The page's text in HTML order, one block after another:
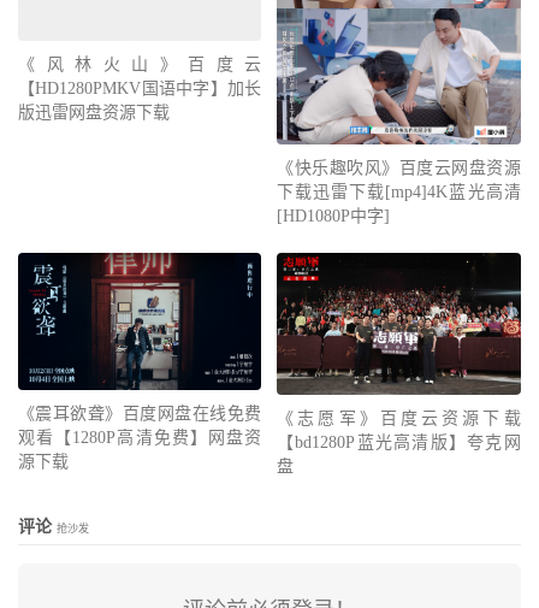
《风林火山》百度云
【HD1280PMKV国语中字】加长
版迅雷网盘资源下载
《快乐趣吹风》百度云网盘资源
下载迅雷下载[mp4]4K蓝光高清
[HD1080P中字]
《震耳欲聋》百度网盘在线免费
观看【1280P高清免费】网盘资
源下载
《志愿军》百度云资源下载
【bd1280P蓝光高清版】夸克网
盘
评论 抢沙发